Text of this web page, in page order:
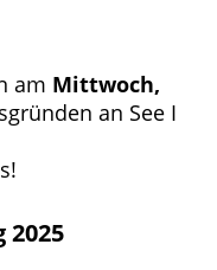
am Mittwoch,
an See I